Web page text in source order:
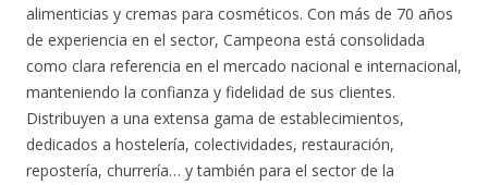
alimenticias y cremas para cosméticos. Con más de 70 años
de experiencia en el sector, Campeona está consolidada
como clara referencia en el mercado nacional e internacional,
manteniendo la confianza y fidelidad de sus clientes.
Distribuyen a una extensa gama de establecimientos,
dedicados a hostelería, colectividades, restauración,
repostería, churrería… y también para el sector de la